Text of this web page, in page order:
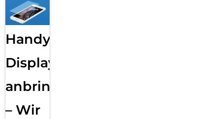
Handy
Displayfolie
anbringen
– Wir